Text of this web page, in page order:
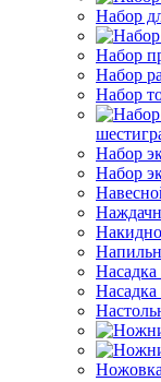
Набор
Набор
Набор
Набор
Набор
Набор
Насадка
Насадка
Ножовка